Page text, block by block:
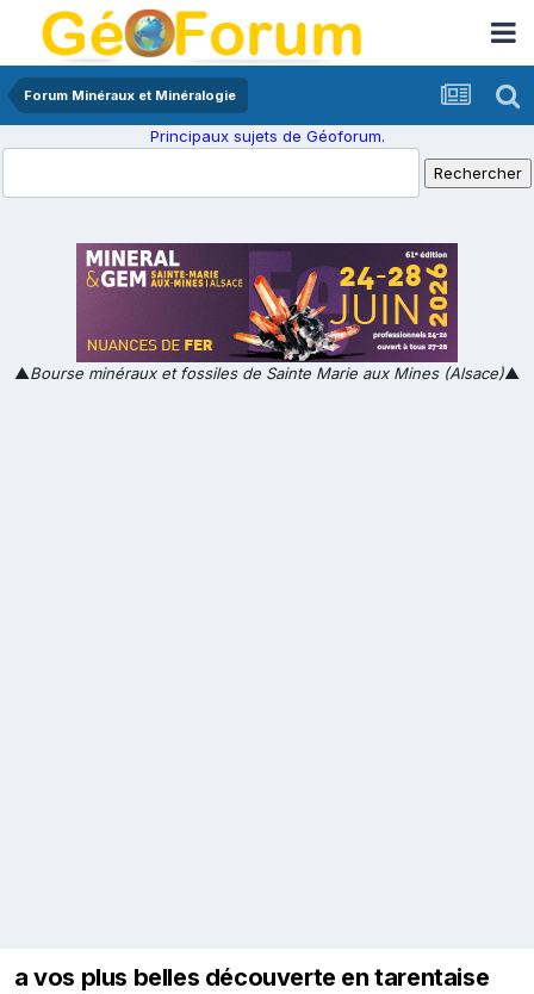
Forum Minéraux et Minéralogie
Principaux sujets de Géoforum.
▲Bourse minéraux et fossiles de Sainte Marie aux Mines (Alsace)▲
a vos plus belles découverte en tarentaise